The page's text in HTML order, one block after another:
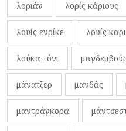
λοριάν λορίς κάριους
λουίς ενρίκε λουίς
λούκα τόνι
μάνατζερ μανδάς
μαντράγκορα